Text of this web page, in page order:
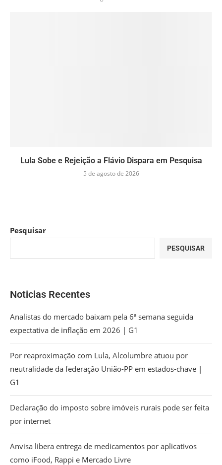
Lula Sobe e Rejeição a Flávio Dispara em Pesquisa
5 de agosto de 2026
Pesquisar
PESQUISAR
Noticias Recentes
Analistas do mercado baixam pela 6ª semana seguida
expectativa de inflação em 2026 | G1
Por reaproximação com Lula, Alcolumbre atuou por
neutralidade da federação União-PP em estados-chave |
G1
Declaração do imposto sobre imóveis rurais pode ser feita
por internet
Anvisa libera entrega de medicamentos por aplicativos
como iFood, Rappi e Mercado Livre